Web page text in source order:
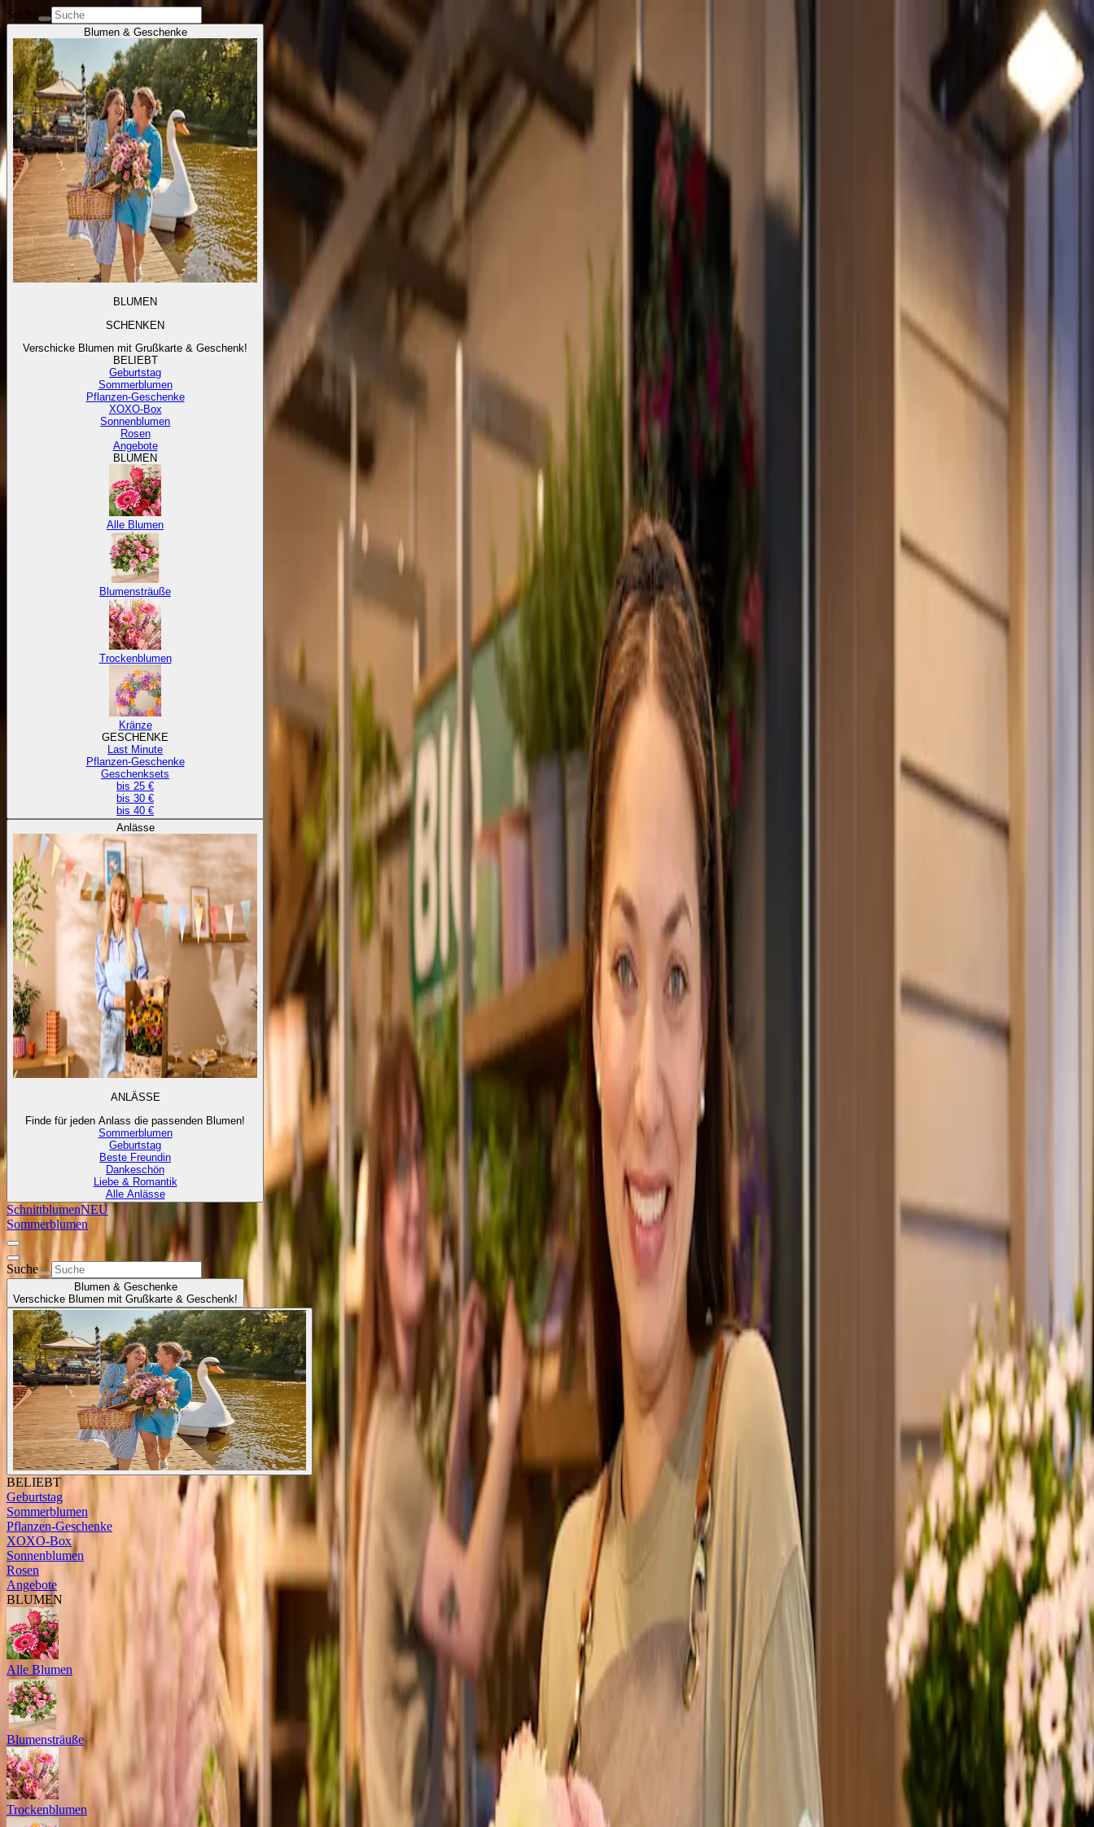
Suche
Blumen & Geschenke
BLUMEN
SCHENKEN
Verschicke Blumen mit Grußkarte & Geschenk!
BELIEBT
Geburtstag
Sommerblumen
Pflanzen-Geschenke
XOXO-Box
Sonnenblumen
Rosen
Angebote
BLUMEN
Alle Blumen
Blumensträuße
Trockenblumen
Kränze
GESCHENKE
Last Minute
Pflanzen-Geschenke
Geschenksets
bis 25 €
bis 30 €
bis 40 €
Anlässe
ANLÄSSE
Finde für jeden Anlass die passenden Blumen!
Sommerblumen
Geburtstag
Beste Freundin
Dankeschön
Liebe & Romantik
Alle Anlässe
SchnittblumenNEU
Sommerblumen
Suche
Blumen & Geschenke
Verschicke Blumen mit Grußkarte & Geschenk!
BELIEBT
Geburtstag
Sommerblumen
Pflanzen-Geschenke
XOXO-Box
Sonnenblumen
Rosen
Angebote
BLUMEN
Alle Blumen
Blumensträuße
Trockenblumen